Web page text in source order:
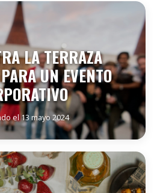
LEYENDO
LA TERRAZA
UN EVENTO
el 13 mayo 2024
LEYENDO